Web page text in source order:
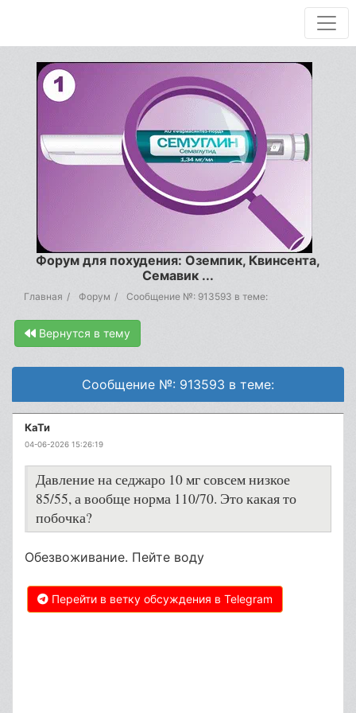
Форум для похудения: Оземпик, Квинсента,
Семавик ...
Главная Форум Сообщение №: 913593 в теме:
Вернутся в тему
Сообщение №: 913593 в теме:
КаТи
04-06-2026 15:26:19
Давление на седжаро 10 мг совсем низкое
85/55, а вообще норма 110/70. Это какая то
побочка?
Обезвоживание. Пейте воду
Перейти в ветку обсуждения в Telegram